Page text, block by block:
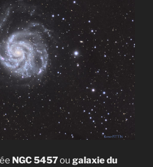
NGC 5457ou galaxie du